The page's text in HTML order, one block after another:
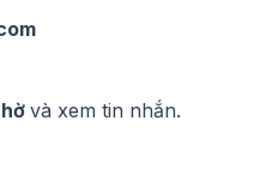
và xem tin nhắn.